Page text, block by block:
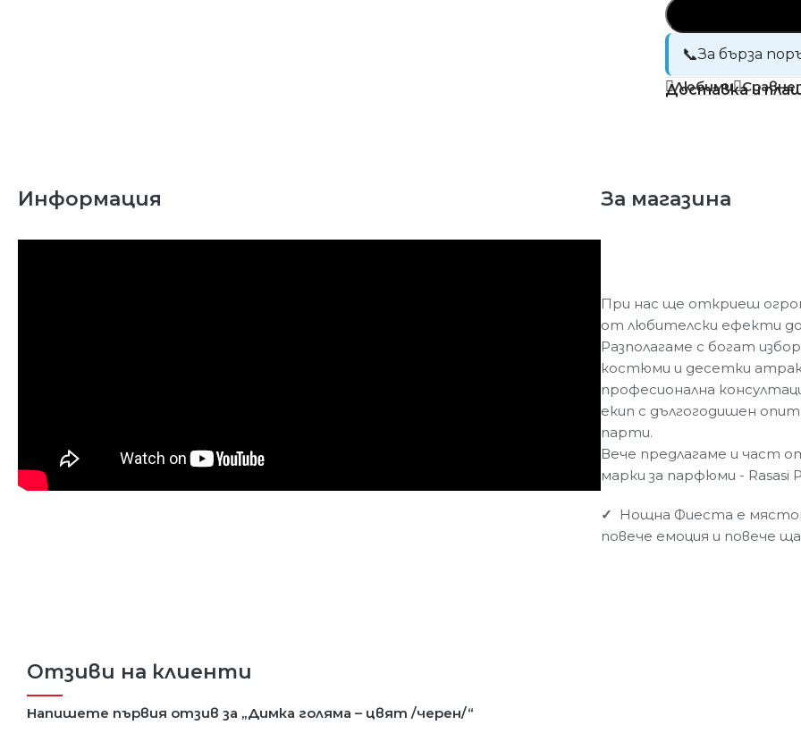
За бърза
Любими
Доставка и
Информация За магазина
При нас ще откриеш
от любителски ефекти
Разполагаме с богат
костюми и десетки
професионална
екип с дългогодишен
парти.
Вече предлагаме и част
марки за парфюми - Rasasi
✓
Нощна Фиеста е
повече емоция и повече
Отзиви на клиенти
Напишете първия отзив за „Димка голяма – цвят /черен/“